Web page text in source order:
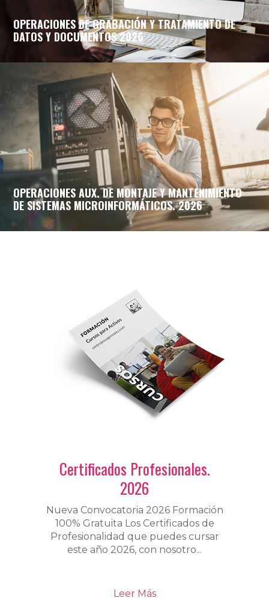
OPERACIONES DE GRABACIÓN Y TRATAMIENTO DE
DATOS Y DOCUMENTOS 2026
OPERACIONES AUX. DE MONTAJE Y MANTENIMIENTO
DE SISTEMAS MICROINFORMÁTICOS. 2026
Certificados Profesionales.
2026
Nueva Convocatoria 2026 Formación
100% Gratuita Los Certificados de
Profesionalidad que puedes cursar
este año 2026, con nosotro...
Leer Más